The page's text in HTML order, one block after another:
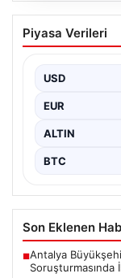
Piyasa Verileri
USD
EUR
ALTIN
BTC
Son Eklenen
■Antalya
Soruşturmasında